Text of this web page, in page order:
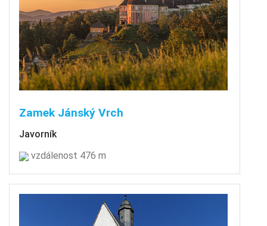
Zamek Jánský Vrch
Javorník
vzdálenost 476 m